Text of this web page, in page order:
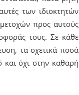
των ιδιοκτητών
προς αυτούς
τους. Σε κάθε
τα σχετικά ποσά
και όχι στην καθαρή